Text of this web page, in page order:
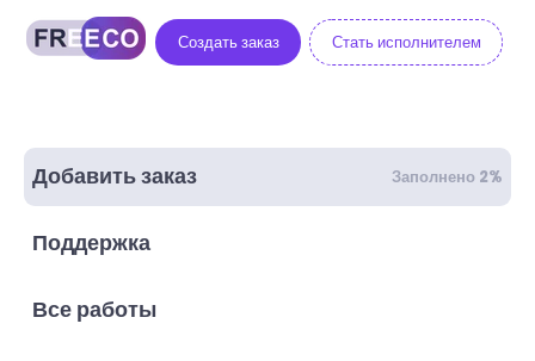
Создать заказ Стать исполнителем
Добавить заказ Заполнено 2%
Поддержка
Все работы